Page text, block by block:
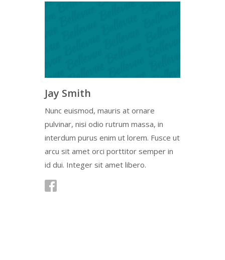
Jay Smith
Nunc euismod, mauris at ornare
pulvinar, nisi odio rutrum massa, in
interdum purus enim ut lorem. Fusce ut
arcu sit amet orci porttitor semper in
id dui. Integer sit amet libero.